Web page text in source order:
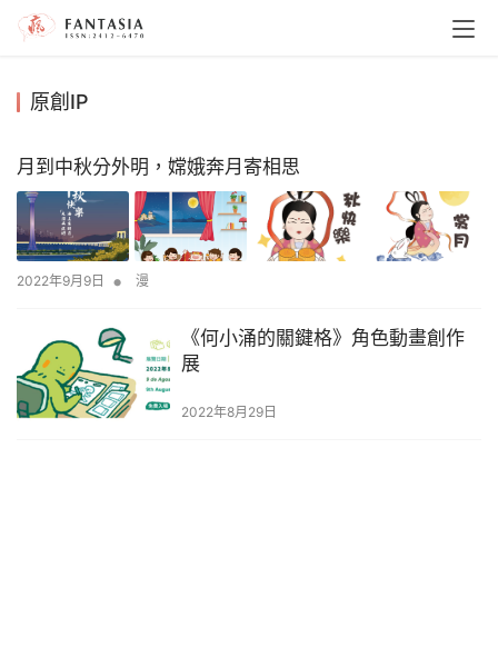
原創IP
月到中秋分外明，嫦娥奔月寄相思
2022年9月9日 • 漫
《何小涌的關鍵格》角色動畫創作
展
2022年8月29日